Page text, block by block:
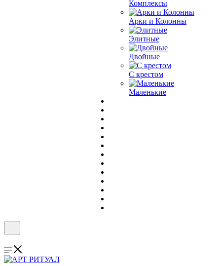
Комплексы
Арки и Колонны
Элитные
Двойные
С крестом
Маленькие